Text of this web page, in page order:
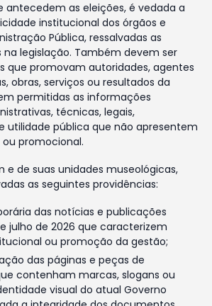
antecedem as eleições, é vedada a
institucional dos órgãos e
Pública, ressalvadas as
na legislação. Também devem ser
que promovam autoridades, agentes
obras, serviços ou resultados da
permitidas as informações
técnicas, legais,
utilidade pública que não apresentem
promocional.
e de suas unidades museológicas,
as seguintes providências:
das notícias e publicações
julho de 2026 que caracterizem
ou promoção da gestão;
das páginas e peças de
contenham marcas, slogans ou
visual do atual Governo